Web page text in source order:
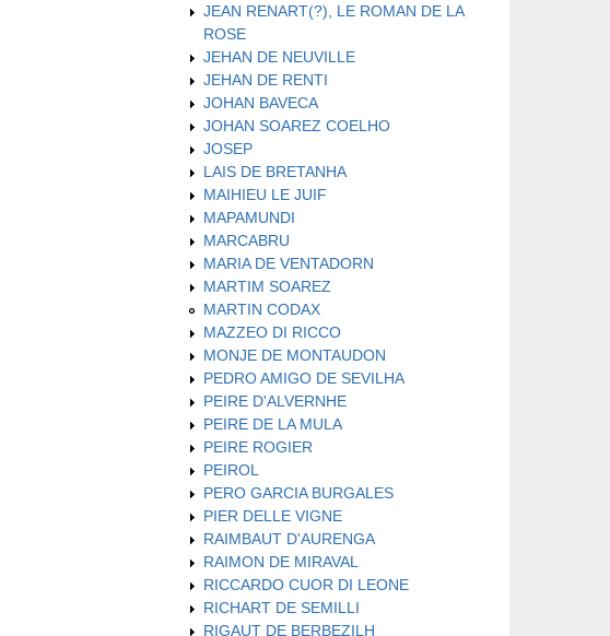
JEAN RENART(?), LE ROMAN DE LA
ROSE
JEHAN DE NEUVILLE
JEHAN DE RENTI
JOHAN BAVECA
JOHAN SOAREZ COELHO
JOSEP
LAIS DE BRETANHA
MAIHIEU LE JUIF
MAPAMUNDI
MARCABRU
MARIA DE VENTADORN
MARTIM SOAREZ
MARTIN CODAX
MAZZEO DI RICCO
MONJE DE MONTAUDON
PEDRO AMIGO DE SEVILHA
PEIRE D'ALVERNHE
PEIRE DE LA MULA
PEIRE ROGIER
PEIROL
PERO GARCIA BURGALES
PIER DELLE VIGNE
RAIMBAUT D'AURENGA
RAIMON DE MIRAVAL
RICCARDO CUOR DI LEONE
RICHART DE SEMILLI
RIGAUT DE BERBEZILH